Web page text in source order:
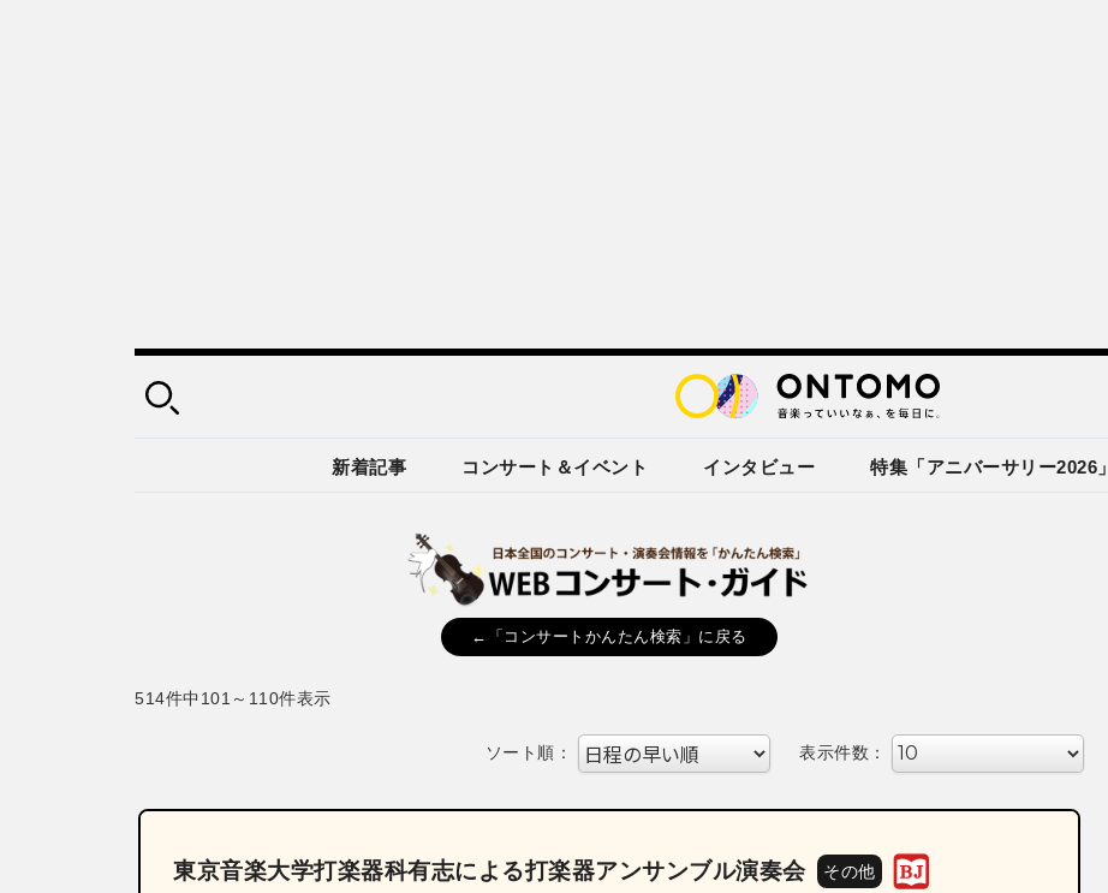
新着記事 コンサート＆イベント インタビュー 特集「アニバーサリー2026」
←「コンサートかんたん検索」に戻る
514件中101～110件表示
ソート順： 表示件数：
東京音楽大学打楽器科有志による打楽器アンサンブル演奏会 その他